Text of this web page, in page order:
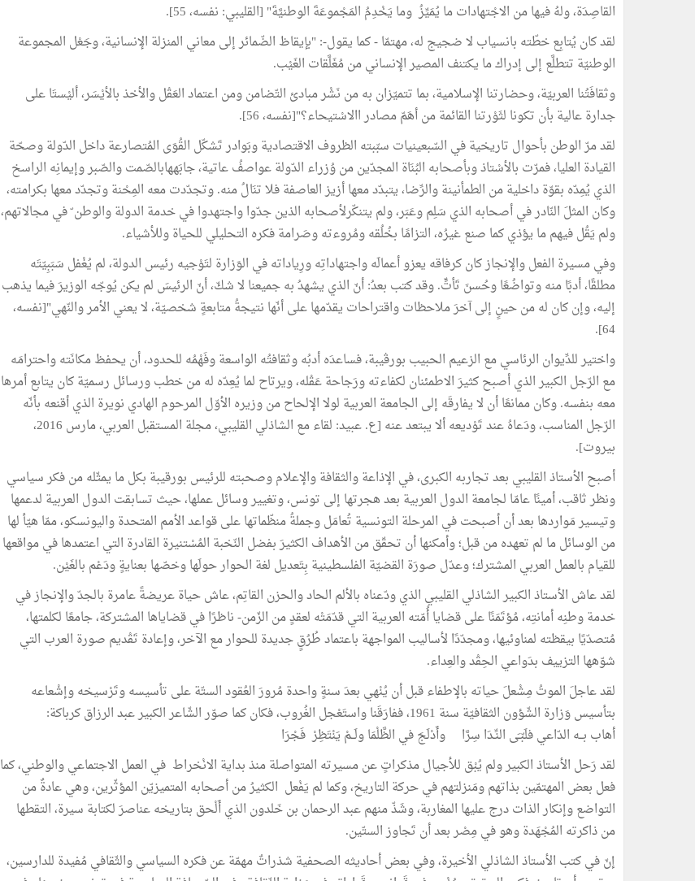
القاصِدَة، ولهُ فيها من الاجْتهادات ما يُمَيِّزُ وما يَخْدِمُ المَجْموعَةَ الوطنيَّةَ" [القليبي: نفسه، 55].
لقد كان يُتابِع خطّته بانسياب لا ضجيج له، مهتمّا - كما يقول-: "بإيقاظ الضّمائر إلى معاني المنزلة الإنسانية، وجَعْل المجموعة
الوطنيّة تتطلَّع إلى إدراك ما يكتنف المصير الإنساني من مُغَلَّقات الغَيْب.
وثقافَتُنا العربيّة، وحضارتنا الإسلامية، بما تتميّزان به من نَشْر مبادئ التّضامن ومن اعتماد العَقْل والأخذ بالأيْسَر، أليْستَا على
جدارة عالية بأن تكونا لثَوْرتنا القائمة من أهَمّ مصادر االاسْتيحاء؟"[نفسه، 56].
لقد مرّ الوطن بأحوال تاريخية في السّبعينيات سبّبته الظروف الاقتصادية وبَوادر تَشكّل القُوَى المُتصارعة داخل الدّولة وصحّة
القيادة العليا، فمرّت بالأسْتاذ وبأصحابه البُنَاة المجدّين من وُزراء الدّولة عواصفُ عاتية، جابَههابالصّمت والصّبر وإيمانِه الراسخ
الذي يُمِدّه بقوّة داخلية من الطمأنينة والرِّضا، يتبدّد معها أزيز العاصفة فلا تنَالُ منه. وتجدّدت معه المِحْنة وتجدّد معها بكرامته،
وكان المثلَ النّادر في أصحابه الذي سَلِم وعَبَر، ولم يتنكّرلأصحابه الذين جدّوا واجتهدوا في خدمة الدولة والوطن ّ في مجالاتهم،
ولم يَقُل فيهم ما يؤذي كما صنع غيرُه، التزامًا بخُلُقه ومُروءته وصَرامة فكره التحليلي للحياة وللأشياء.
وفي مسيرة الفعل والإنجاز كان كرفاقه يعزو أعمالَه واجتهاداتِه ورِياداته في الوَزارة لتَوْجيه رئيس الدولة، لم يُغْفل سَبَبِيّتَه
مطلقًا، أدبًا منه وتواضُعًا وحُسنَ تَأتٍّ. وقد كتب بعدُ: أنّ الذي يشهدُ به جميعنا لا شكّ، أنّ الرئيسَ لم يكن يُوجّه الوزيرَ فيما يذهب
إليه، وإن كان له من حينٍ إلى آخرَ ملاحظات واقتراحات يقدّمها على أنّها نتيجةُ متابعةٍ شخصيّة، لا يعني الأمر والنّهي"[نفسه،
64].
واختير للدِّيوان الرئاسي مع الزعيم الحبيب بورڨيبة، فساعدَه أدبُه وثقافتُه الواسعة وفَهْمُه للحدود، أن يحفظ مكانَته واحترامَه
مع الرّجل الكبير الذي أصبح كثيرَ الاطمئنان لكفاءته ورَجاحة عَقْله، ويرتاح لما يُعِدّه له من خطب ورسائل رسميّة كان يتابع أمرها
معه بنفسه. وكان ممانعًا أن لا يفارقَه إلى الجامعة العربية لولا الإلحاح من وزيره الأوّل المرحوم الهادي نويرة الذي أقنعه بأنّه
الرّجل المناسب، ودَعاهُ عند تَوْديعه ألا يبتعد عنه [ع. عبيد: لقاء مع الشاذلي القليبي، مجلة المستقبل العربي، مارس 2016،
بيروت].
أصبح الأستاذ القليبي بعد تجاربه الكبرى، في الإذاعة والثقافة والإعلام وصحبته للرئيس بورقيبة بكل ما يمثّله من فكر سياسي
ونظر ثاقب، أمينًا عامّا لجامعة الدول العربية بعد هجرتها إلى تونس، وتغيير وسائل عملها، حيث تسابقت الدول العربية لدعمها
وتيسير مَواردها بعد أن أصبحت في المرحلة التونسية تُعامَل وجملةُ منظّماتها على قواعد الأمم المتحدة واليونسكو، ممّا هيّأ لها
من الوسائل ما لم تعهده من قبل؛ وأمكنها أن تحقّق من الأهداف الكثيرَ بفضل النّخبة المُسْتنيرة القادرة التي اعتمدها في مواقعها
للقيام بالعمل العربي المشترك؛ وعدّل صورَة القضيّة الفلسطينية بِتَعديل لغة الحوار حولَها وخصّها بعنايةٍ ودَعْم بالغَيْن.
لقد عاش الأستاذ الكبير الشاذلي القليبي الذي ودّعناه بالألم الحاد والحزن القاتِم، عاش حياة عريضةً عامرة بالجدّ والإنجاز في
خدمة وطنِه أمانتِه، مُؤتَمَنًا على قضايا أُمّته العربية التي قدّمَتْه لعقدٍ من الزّمن- ناظرًا في قضاياها المشتركة، جامعًا لكلمتها،
مُتصدّيًا بيقظته لمناوئيها، ومجدّدًا لأساليب المواجهة باعتماد طُرُقٍ جديدة للحوار مع الآخر، وإعادة تَقْديم صورة العرب التي
شوّهها التزييف بدَواعي الحِقْد والعِداء.
لقد عاجلَ الموتُ مِشْعلَ حياته بالإطفاء قبل أن يُنْهي بعدَ سنةٍ واحدة مُرورَ العُقود الستّة على تأسيسه وتَرْسيخه وإشْعاعه
بتأسيس وَزارة الشّؤون الثقافيّة سنة 1961، ففارَقَنا واستَعْجل الغُروب، فكان كما صوّر الشّاعر الكبير عبد الرزاق كرباكة:
أهاب بــه الدّاعي فلَبّـَى النِّـدَا سِرَّا وأَدْلَجَ في الظَّلْمَا ولَــمْ يَنْتَظِرْ فَجْرَا
لقد رَحل الأستاذ الكبير ولم يُبْق للأجيال مذكراتٍ عن مسيرته المتواصلة منذ بداية الانْخراط في العمل الاجتماعي والوطني، كما
فعل بعض المهتمّين بذاتهم ومَنزلتهم في حركة التاريخ، وكما لم يَفْعل الكثيرُ من أصحابه المتميزيّن المؤثّرين، وهي عادةٌ من
التواضع وإنكار الذات درج عليها المغاربة، وشَذّ منهم عبد الرحمان بن خَلدون الذي أَلْحق بتاريخه عناصرَ لكتابة سيرة، التقطها
من ذاكرته المُجْهَدة وهو في مِصْر بعد أن تَجاوز الستّين.
إنّ في كتب الأستاذ الشاذلي الأخيرة، وفي بعض أحاديثه الصحفية شذراتٌ مهمّة عن فكره السياسي والثّقافي مُفيدة للدارسين،